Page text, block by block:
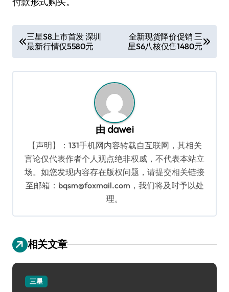
章
导
三星S8上市首发 深圳
最新行情仅5580元
全新现货降价促销 三
星S6八核仅售1480元
由 dawei
【声明】：131手机网内容转载自互联网，其相关
言论仅代表作者个人观点绝非权威，不代表本站立
场。如您发现内容存在版权问题，请提交相关链接
至邮箱：bqsm@foxmail.com，我们将及时予以处
理。
相关文章
三星